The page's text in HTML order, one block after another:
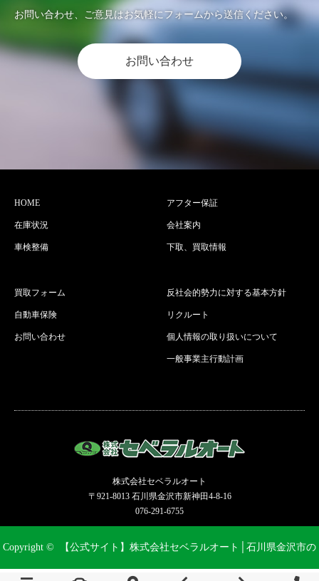
お問い合わせ、ご意見はお気軽にフォームから送信ください。
お問い合わせ
HOME
在庫状況
車検整備
アフター保証
会社案内
下取、買取情報
買取フォーム
自動車保険
お問い合わせ
反社会的勢力に対する基本方針
リクルート
個人情報の取り扱いについて
一般事業主行動計画
株式会社セベラルオート
〒921-8013 石川県金沢市新神田4-8-16
076-291-6755
Copyright © 【公式サイト】株式会社セベラルオート│石川県金沢市の